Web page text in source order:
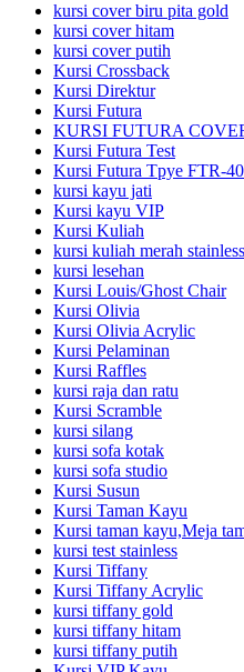
kursi cover biru pita gold
kursi cover hitam
kursi cover putih
Kursi Crossback
Kursi Direktur
Kursi Futura
KURSI FUTURA
Kursi Futura Test
Kursi Futura Tpye FTR-
kursi kayu jati
Kursi kayu VIP
Kursi Kuliah
kursi kuliah merah stainless
kursi lesehan
Kursi Louis/Ghost Chair
Kursi Olivia
Kursi Olivia Acrylic
Kursi Pelaminan
Kursi Raffles
kursi raja dan ratu
Kursi Scramble
kursi silang
kursi sofa kotak
kursi sofa studio
Kursi Susun
Kursi Taman Kayu
Kursi taman kayu,Meja
kursi test stainless
Kursi Tiffany
Kursi Tiffany Acrylic
kursi tiffany gold
kursi tiffany hitam
kursi tiffany putih